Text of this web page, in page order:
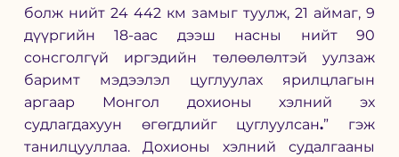
болж нийт 24 442 км замыг туулж, 21 аймаг, 9
дүүргийн 18-аас дээш насны нийт 90
сонсголгүй иргэдийн төлөөлөлтэй уулзаж
баримт мэдээлэл цуглуулах ярилцлагын
аргаар Монгол дохионы хэлний эх
судлагдахуун өгөгдлийг цуглуулсан.” гэж
танилцууллаа. Дохионы хэлний судалгааны